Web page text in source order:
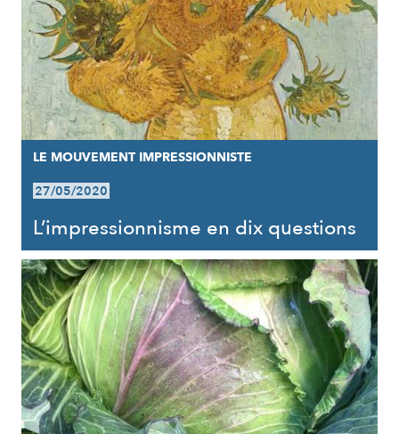
LE MOUVEMENT IMPRESSIONNISTE
27/05/2020
L’impressionnisme en dix questions